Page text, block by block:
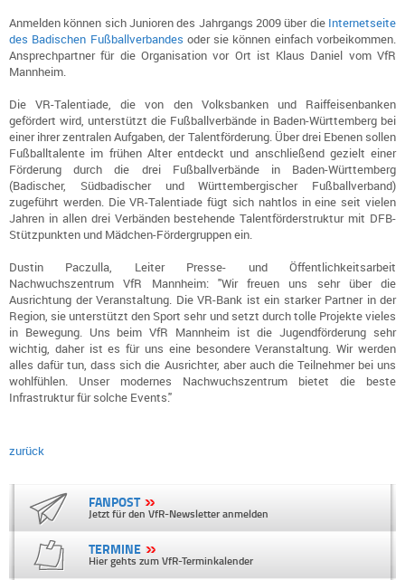
Anmelden können sich Junioren des Jahrgangs 2009 über die Internetseite
des Badischen Fußballverbandes oder sie können einfach vorbeikommen.
Ansprechpartner für die Organisation vor Ort ist Klaus Daniel vom VfR
Mannheim.
Die VR-Talentiade, die von den Volksbanken und Raiffeisenbanken
gefördert wird, unterstützt die Fußballverbände in Baden-Württemberg bei
einer ihrer zentralen Aufgaben, der Talentförderung. Über drei Ebenen sollen
Fußballtalente im frühen Alter entdeckt und anschließend gezielt einer
Förderung durch die drei Fußballverbände in Baden-Württemberg
(Badischer, Südbadischer und Württembergischer Fußballverband)
zugeführt werden. Die VR-Talentiade fügt sich nahtlos in eine seit vielen
Jahren in allen drei Verbänden bestehende Talentförderstruktur mit DFB-
Stützpunkten und Mädchen-Fördergruppen ein.
Dustin Paczulla, Leiter Presse- und Öffentlichkeitsarbeit
Nachwuchszentrum VfR Mannheim: "Wir freuen uns sehr über die
Ausrichtung der Veranstaltung. Die VR-Bank ist ein starker Partner in der
Region, sie unterstützt den Sport sehr und setzt durch tolle Projekte vieles
in Bewegung. Uns beim VfR Mannheim ist die Jugendförderung sehr
wichtig, daher ist es für uns eine besondere Veranstaltung. Wir werden
alles dafür tun, dass sich die Ausrichter, aber auch die Teilnehmer bei uns
wohlfühlen. Unser modernes Nachwuchszentrum bietet die beste
Infrastruktur für solche Events."
zurück
FANPOST
Jetzt für den VfR-Newsletter anmelden
TERMINE
Hier gehts zum VfR-Terminkalender